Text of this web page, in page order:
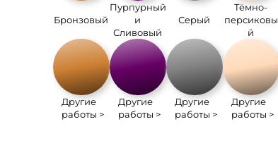
Бронзовый
Другие
работы >
Пурпурный
и
Сливовый
Другие
работы >
Серый
Другие
работы >
Тёмно-
персиковы
й
Другие
работы >